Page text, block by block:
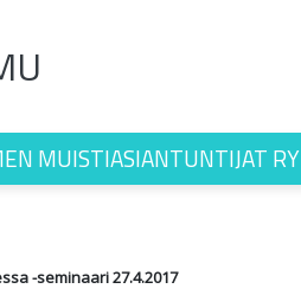
MUISTIASIANTUNTIJAT RY
-seminaari 27.4.2017